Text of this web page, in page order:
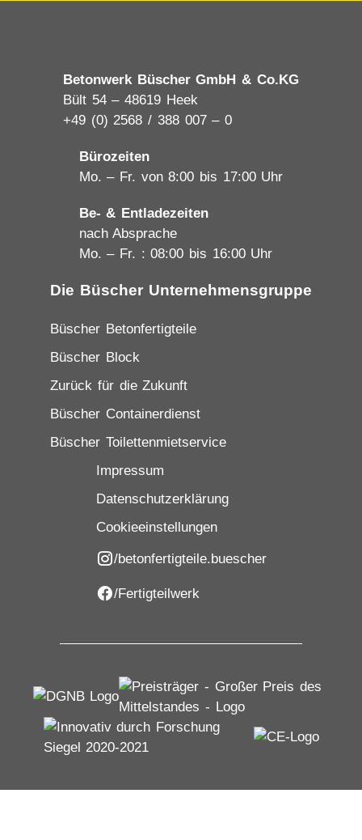
Be­ton­werk Büscher GmbH & Co.KG
Bült 54 – 48619 Heek
+49 (0) 2568 / 388 007 – 0
Bürozeiten
Mo. – Fr. von 8:00 bis 17:00 Uhr
Be- & Entladezeiten
nach Absprache
Mo. – Fr. : 08:00 bis 16:00 Uhr
Die Büscher Unternehmensgruppe
Büscher Betonfertigteile
Büscher Block
Zurück für die Zukunft
Büscher Containerdienst
Büscher Toilettenmietservice
Impressum
Datenschutzerklärung
Cookieeinstellungen
/betonfertigteile.buescher
/Fertigteilwerk